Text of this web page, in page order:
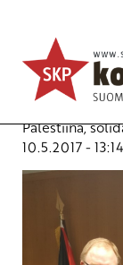
Israelin
Ajankohtaista
Avainsanat:
Palestiina,
10.5.2017 - 13:14